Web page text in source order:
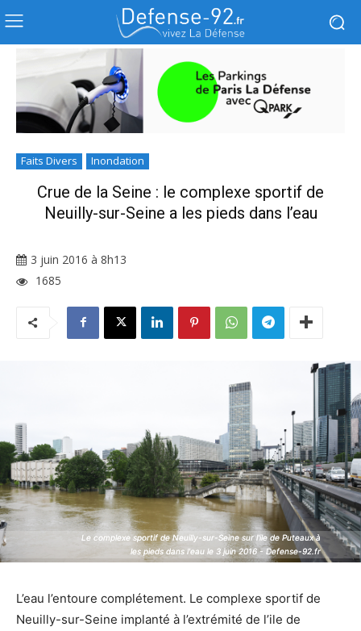
Faits Divers Inondation
Crue de la Seine : le complexe sportif de
Neuilly-sur-Seine a les pieds dans l’eau
3 juin 2016 à 8h13
1685
Le complexe sportif de Neuilly-sur-Seine sur l'ile de Puteaux à
les pieds dans l'eau le 3 juin 2016 - Defense-92.fr
Le complexe sportif de Neuilly-sur-Seine sur l'ile de Puteaux à
les pieds dans l'eau le 3 juin 2016 - Defense-92.fr
L’eau l’entoure complétement. Le complexe sportif de
Neuilly-sur-Seine implanté à l’extrémité de l’ile de